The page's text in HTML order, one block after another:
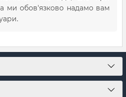
ми обов'язково надамо вам